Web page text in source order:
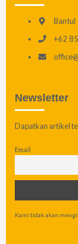
Bantul
+62
Newsletter
Dapatkan artikel
Email
Kami tidak akan